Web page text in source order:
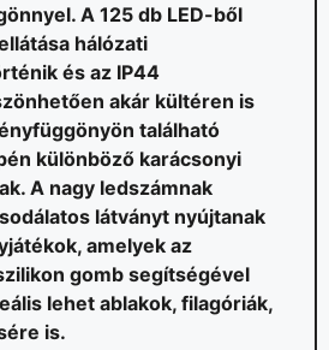
A 125 db LED-ből
hálózati
és az IP44
akár kültéren is
található
különböző karácsonyi
A nagy ledszámnak
látványt nyújtanak
amelyek az
gomb segítségével
lehet ablakok, filagóriák,
is.